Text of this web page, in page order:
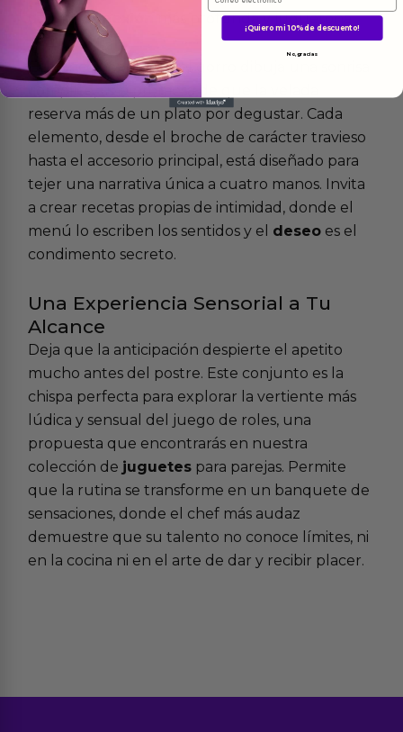
de unaconexión más profunda y juguetona.
El blanco impoluto del gorro dibuja una sonrisa
cómplice, una promesa de que la velada
reserva más de un plato por degustar. Cada
elemento, desde el broche de carácter travieso
hasta el accesorio principal, está diseñado para
tejer una narrativa única a cuatro manos. Invita
a crear recetas propias de intimidad, donde el
menú lo escriben los sentidos y el deseo es el
condimento secreto.
Una Experiencia Sensorial a Tu
Alcance
Deja que la anticipación despierte el apetito
mucho antes del postre. Este conjunto es la
chispa perfecta para explorar la vertiente más
lúdica y sensual del juego de roles, una
propuesta que encontrarás en nuestra
colección de juguetes para parejas. Permite
que la rutina se transforme en un banquete de
sensaciones, donde el chef más audaz
demuestre que su talento no conoce límites, ni
en la cocina ni en el arte de dar y recibir placer.
¡Quiero mi 10% de descuento!
No, gracias